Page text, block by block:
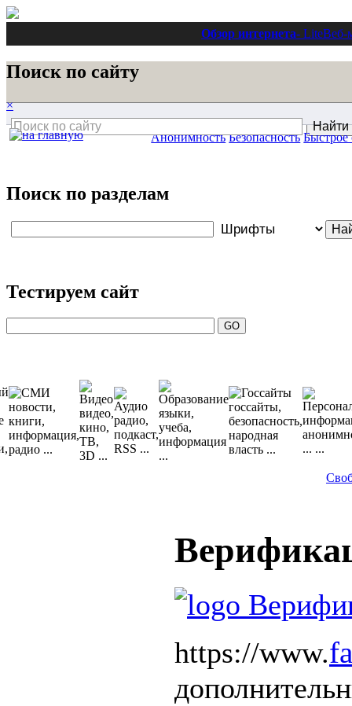
Обзор интернета- LiteВеб-
Поиск по сайту
×
Поиск по разделам
Тестируем сайт
Анонимность Безопасность Быстрое
https://www.